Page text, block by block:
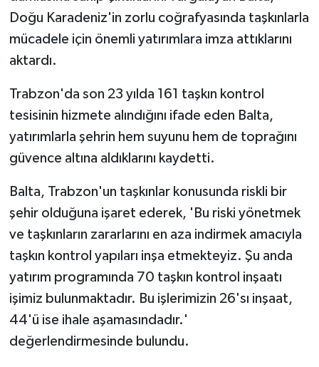
Doğu Karadeniz'in zorlu coğrafyasında taşkınlarla
mücadele için önemli yatırımlara imza attıklarını
aktardı.
Trabzon'da son 23 yılda 161 taşkın kontrol
tesisinin hizmete alındığını ifade eden Balta,
yatırımlarla şehrin hem suyunu hem de toprağını
güvence altına aldıklarını kaydetti.
Balta, Trabzon'un taşkınlar konusunda riskli bir
şehir olduğuna işaret ederek, 'Bu riski yönetmek
ve taşkınların zararlarını en aza indirmek amacıyla
taşkın kontrol yapıları inşa etmekteyiz. Şu anda
yatırım programında 70 taşkın kontrol inşaatı
işimiz bulunmaktadır. Bu işlerimizin 26'sı inşaat,
44'ü ise ihale aşamasındadır.'
değerlendirmesinde bulundu.